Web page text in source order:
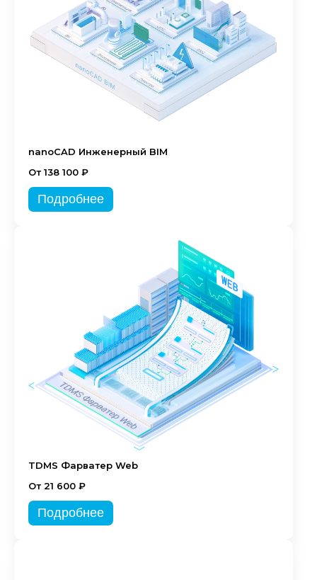
nanoCAD Инженерный BIM
От 138 100 ₽
Подробнее
TDMS Фарватер Web
От 21 600 ₽
Подробнее